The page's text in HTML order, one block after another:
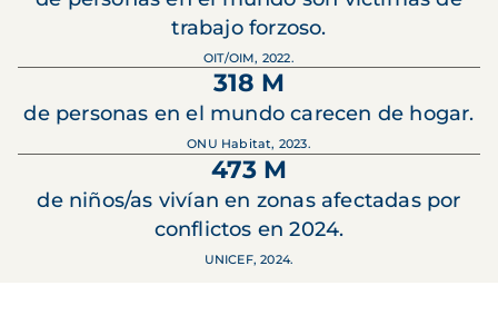
trabajo forzoso.
OIT/OIM, 2022.
318 M
de personas en el mundo carecen de hogar.
ONU Habitat, 2023.
473 M
de niños/as vivían en zonas afectadas por
conflictos en 2024.
UNICEF, 2024.